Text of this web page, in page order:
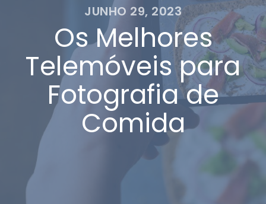
JUNHO 29, 2023
Os Melhores
Telemóveis para
Fotografia de
Comida